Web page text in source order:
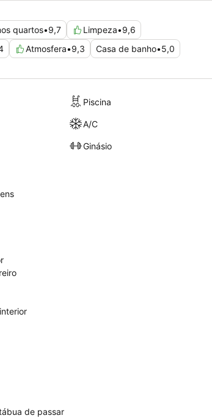
quartos•9,7 Limpeza•9,6
Atmosfera•9,3 Casa de banho•5,0
Piscina
A/C
Ginásio
de passar